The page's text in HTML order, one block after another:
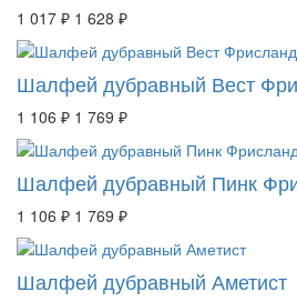
1 017 ₽ 1 628 ₽
Шалфей дубравный Вест
1 106 ₽ 1 769 ₽
Шалфей дубравный Пинк
1 106 ₽ 1 769 ₽
Шалфей дубравный Аметист